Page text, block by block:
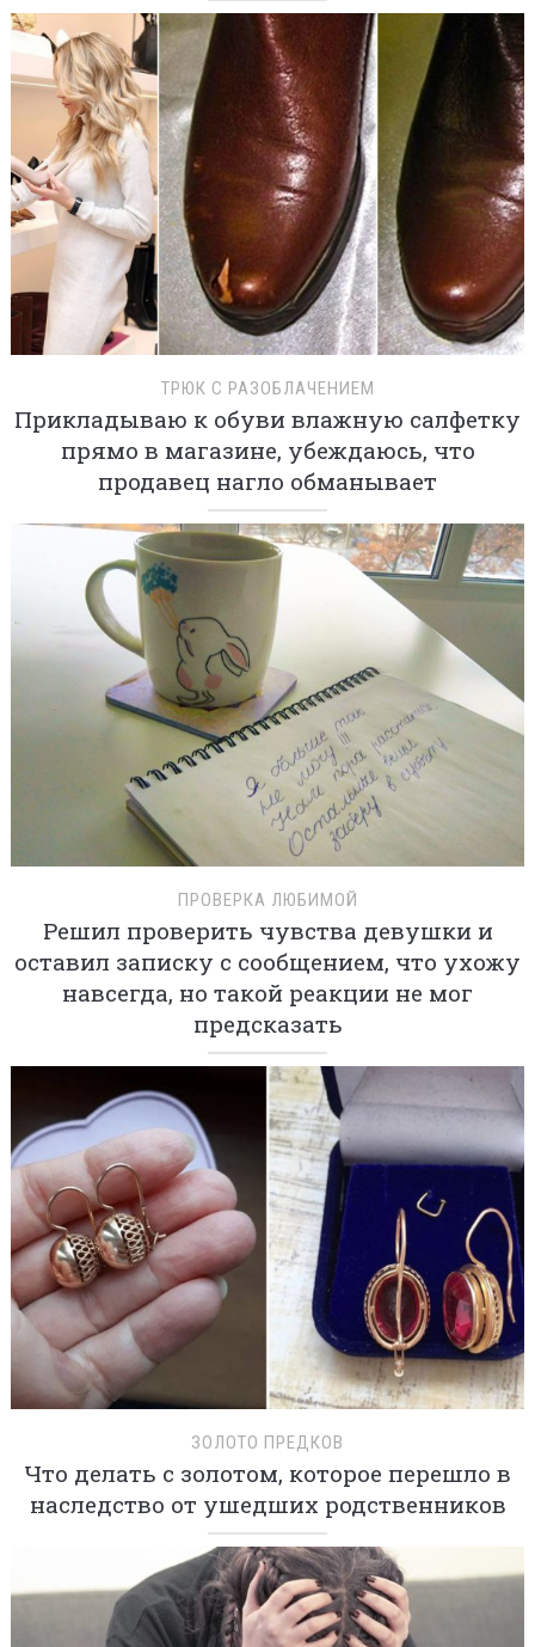
ТРЮК С РАЗОБЛАЧЕНИЕМ
Прикладываю к обуви влажную салфетку
прямо в магазине, убеждаюсь, что
продавец нагло обманывает
ПРОВЕРКА ЛЮБИМОЙ
Решил проверить чувства девушки и
оставил записку с сообщением, что ухожу
навсегда, но такой реакции не мог
предсказать
ЗОЛОТО ПРЕДКОВ
Что делать с золотом, которое перешло в
наследство от ушедших родственников